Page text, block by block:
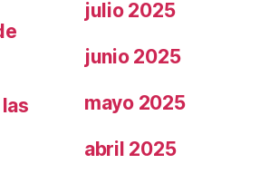
julio 2025
junio 2025
mayo 2025
abril 2025